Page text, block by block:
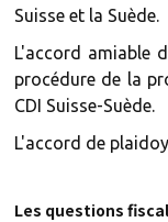
Suisse et la Suède.
L'accord amiable
procédure de la
CDI Suisse-Suède.
L'accord de
Les questions